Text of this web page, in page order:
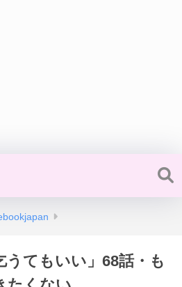
うてもいい」68話・も